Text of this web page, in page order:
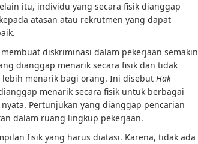
itu, individu yang secara fisik dianggap
atasan atau rekrutmen yang dapat
diskriminasi dalam pekerjaan semakin
dianggap menarik secara fisik dan tidak
menarik bagi orang. Ini disebut Hak
menarik secara fisik untuk berbagai
Pertunjukan yang dianggap pencarian
dalam ruang lingkup pekerjaan.
fisik yang harus diatasi. Karena, tidak ada